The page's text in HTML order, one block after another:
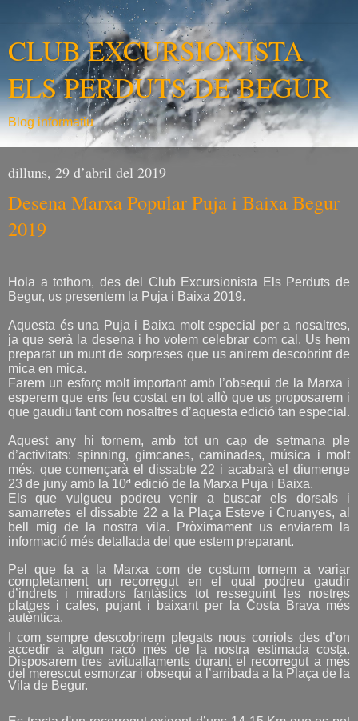
CLUB EXCURSIONISTA
ELS PERDUTS DE BEGUR
Blog informatiu
dilluns, 29 d’abril del 2019
Desena Marxa Popular Puja i Baixa Begur
2019
Hola a tothom, des del Club Excursionista Els Perduts de
Begur, us presentem la Puja i Baixa 2019.
Aquesta és una Puja i Baixa molt especial per a nosaltres,
ja que serà la desena i ho volem celebrar com cal. Us hem
preparat un munt de sorpreses que us anirem descobrint de
mica en mica.
Farem un esforç molt important amb l’obsequi de la Marxa i
esperem que ens feu costat en tot allò que us proposarem i
que gaudiu tant com nosaltres d’aquesta edició tan especial.
Aquest any hi tornem, amb tot un cap de setmana ple
d’activitats: spinning, gimcanes, caminades, música i molt
més, que començarà el dissabte 22 i acabarà el diumenge
23 de juny amb la 10ª edició de la Marxa Puja i Baixa.
Els que vulgueu podreu venir a buscar els dorsals i
samarretes el dissabte 22 a la Plaça Esteve i Cruanyes, al
bell mig de la nostra vila. Pròximament us enviarem la
informació més detallada del que estem preparant.
Pel que fa a la Marxa com de costum tornem a variar
completament un recorregut en el qual podreu gaudir
d’indrets i miradors fantàstics tot resseguint les nostres
platges i cales, pujant i baixant per la Costa Brava més
autèntica.
I com sempre descobrirem plegats nous corriols des d’on
accedir a algun racó més de la nostra estimada costa.
Disposarem tres avituallaments durant el recorregut a més
del merescut esmorzar i obsequi a l’arribada a la Plaça de la
Vila de Begur.